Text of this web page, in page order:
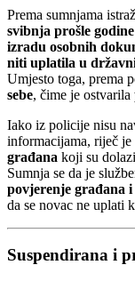
Prema sumnjama
svibnja prošle godine
izradu osobnih
niti uplatila u
Umjesto toga, prema
sebe, čime je ostvarila
Iako iz policije nisu
informacijama, riječ je
građana koji su
Sumnja se da je
povjerenje građana
da se novac ne uplati
Suspendirana i